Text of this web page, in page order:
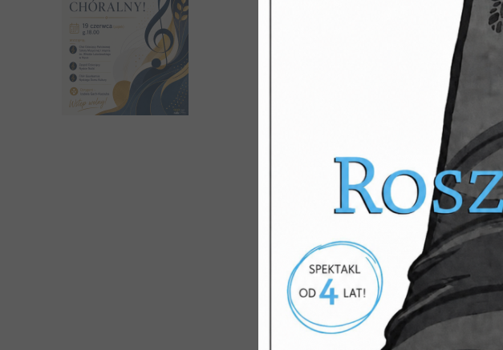
Zapraszamy na wyjątkowe
NA SCENIE WYSTĄPIĄ:
Chór Dziecięcy Państwowej
Lutosławskiego w Nysie– młode
przygotowaniem.
Zespół Dziecięcy Nyskie Nutki
–
Chór Gaudeamus Nyskiego Domu
najwyższy poziom muzycznych
Anielskimi głosami i całym